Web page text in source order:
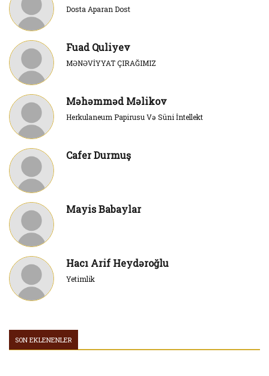
Dosta Aparan Dost
Fuad Quliyev
MƏNƏVİYYAT ÇIRAĞIMIZ
Məhəmməd Məlikov
Herkulaneum Papirusu Və Süni İntellekt
Cafer Durmuş
Mayis Babaylar
Hacı Arif Heydəroğlu
Yetimlik
SON EKLENENLER